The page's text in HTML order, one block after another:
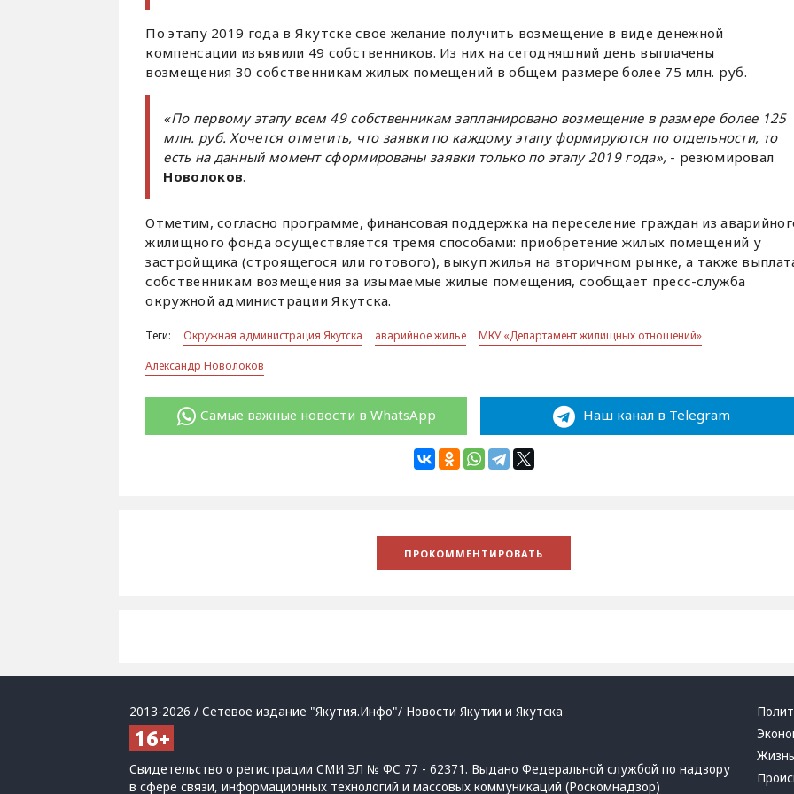
По этапу 2019 года в Якутске свое желание получить возмещение в виде денежной
компенсации изъявили 49 собственников. Из них на сегодняшний день выплачены
возмещения 30 собственникам жилых помещений в общем размере более 75 млн. руб.
«По первому этапу всем 49 собственникам запланировано возмещение в размере более 125
млн. руб. Хочется отметить, что заявки по каждому этапу формируются по отдельности, то
есть на данный момент сформированы заявки только по этапу 2019 года», - резюмировал
Новолоков.
Отметим, согласно программе, финансовая поддержка на переселение граждан из
жилищного фонда осуществляется тремя способами: приобретение жилых помещений у
застройщика (строящегося или готового), выкуп жилья на вторичном рынке, а также
собственникам возмещения за изымаемые жилые помещения, сообщает пресс-служба
окружной администрации Якутска.
Теги: Окружная администрация Якутска аварийное жилье
МКУ «Департамент жилищных отношений»
Александр Новолоков
Самые важные новости в WhatsApp Наш канал в Telegram
2013-2026 / Сетевое издание "Якутия.Инфо"/ Новости Якутии и Якутска
Свидетельство о регистрации СМИ ЭЛ № ФС 77 - 62371. Выдано Федеральной службой по надзору
в сфере связи, информационных технологий и массовых коммуникаций (Роскомнадзор)